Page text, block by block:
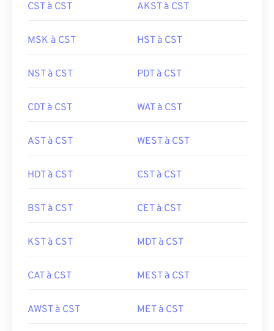
CST à CST AKST à CST
MSK à CST HST à CST
NST à CST PDT à CST
CDT à CST WAT à CST
AST à CST WEST à CST
HDT à CST CST à CST
BST à CST CET à CST
KST à CST MDT à CST
CAT à CST MEST à CST
AWST à CST MET à CST